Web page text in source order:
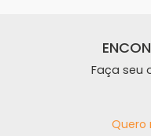
Faça seu
Quero